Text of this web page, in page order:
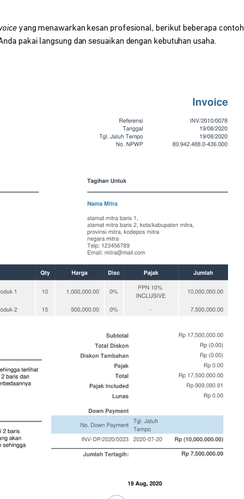
yang menawarkan kesan profesional, berikut beberapa contoh
pakai langsung dan sesuaikan dengan kebutuhan usaha.